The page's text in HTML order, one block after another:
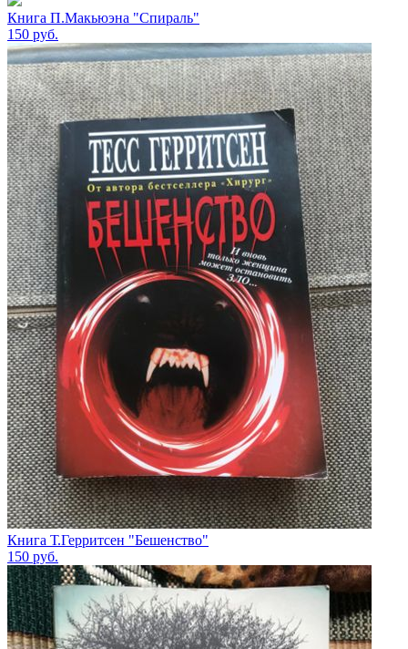
Книга П.Макьюэна "Спираль"
150 руб.
Книга Т.Герритсен "Бешенство"
150 руб.